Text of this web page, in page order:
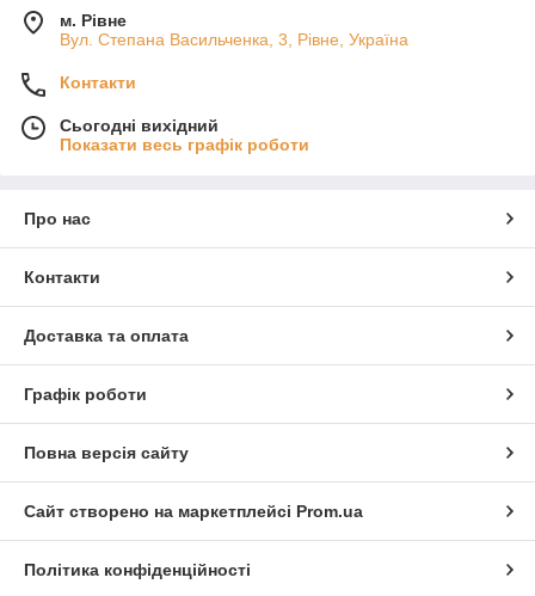
м. Рівне
Вул. Степана Васильченка, 3, Рівне, Україна
Контакти
Сьогодні вихідний
Показати весь графік роботи
Про нас
Контакти
Доставка та оплата
Графік роботи
Повна версія сайту
Сайт створено на маркетплейсі Prom.ua
Політика конфіденційності